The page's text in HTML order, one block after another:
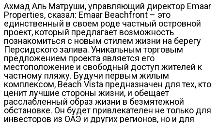
Ахмад Аль Матруши, управляющий директор Emaar
Properties, сказал: Emaar Beachfront – это
единственный в своем роде частный островной
проект, который предлагает возможность
познакомиться с новым стилем жизни на берегу
Персидского залива. Уникальным торговым
предложением проекта является его
местоположение и свободный доступ жителей к
частному пляжу. Будучи первым жилым
комплексом, Beach Vista предназначен для тех, кто
ценит лучшие стороны жизни, и обещает
расслабленный образ жизни в безмятежной
обстановке. Он будет привлекателен не только для
инвесторов из ОАЭ и других регионов, но и для